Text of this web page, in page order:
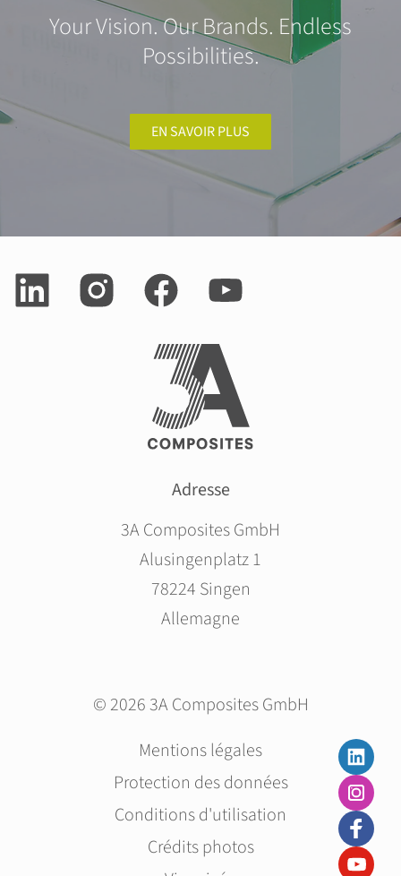
Your Vision. Our Brands. Endless
Possibilities.
EN SAVOIR PLUS
Adresse
3A Composites GmbH
Alusingenplatz 1
78224 Singen
Allemagne
© 2026 3A Composites GmbH
au
contenu
Mentions légales
Protection des données
Conditions d'utilisation
Crédits photos